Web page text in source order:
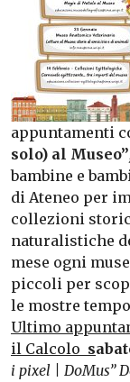
appuntamenti
solo) al Museo”
bambine e
di Ateneo per
collezioni
naturalistiche
mese ogni
piccoli per
le mostre
Ultimo
il Calcolo s
i pixel | DoMus”